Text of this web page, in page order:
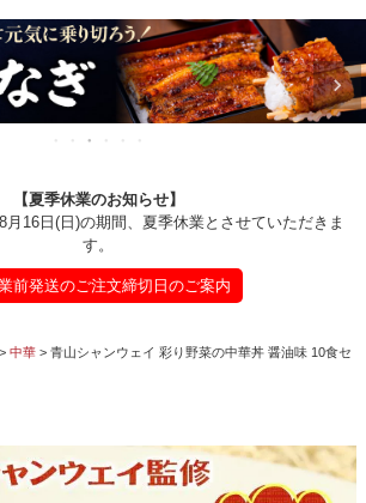
【夏季休業のお知らせ】
月16日(日)の期間、夏季休業とさせていただきま
す。
前発送のご注文締切日のご案内
中華
青山シャンウェイ 彩り野菜の中華丼 醤油味 10食セ